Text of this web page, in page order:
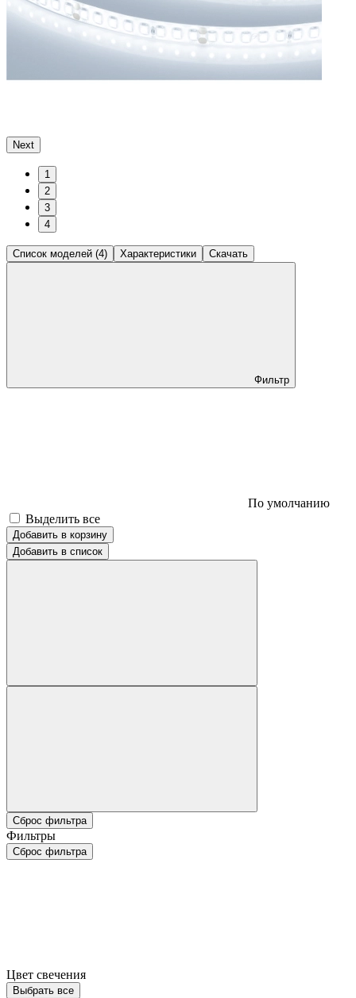
Next
1
2
3
4
Список моделей (4) Характеристики Скачать
Фильтр
По умолчанию
Выделить все
Добавить в корзину
Добавить в список
Сброс фильтра
Фильтры
Сброс фильтра
Цвет свечения
Выбрать все